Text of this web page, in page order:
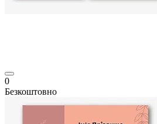
0
Безкоштовно